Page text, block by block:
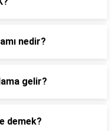
nedir?
gelir?
demek?